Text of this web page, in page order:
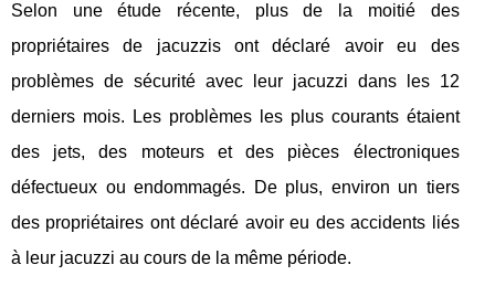
Selon une étude récente, plus de la moitié des
propriétaires de jacuzzis ont déclaré avoir eu des
problèmes de sécurité avec leur jacuzzi dans les 12
derniers mois. Les problèmes les plus courants étaient
des jets, des moteurs et des pièces électroniques
défectueux ou endommagés. De plus, environ un tiers
des propriétaires ont déclaré avoir eu des accidents liés
à leur jacuzzi au cours de la même période.